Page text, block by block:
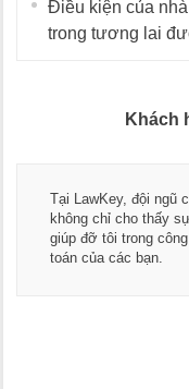
Điều kiện của
trong tương lai
Khách
Tại LawKey, đội ngũ
không chỉ cho thấy
giúp đỡ tôi trong
toán của các bạn.